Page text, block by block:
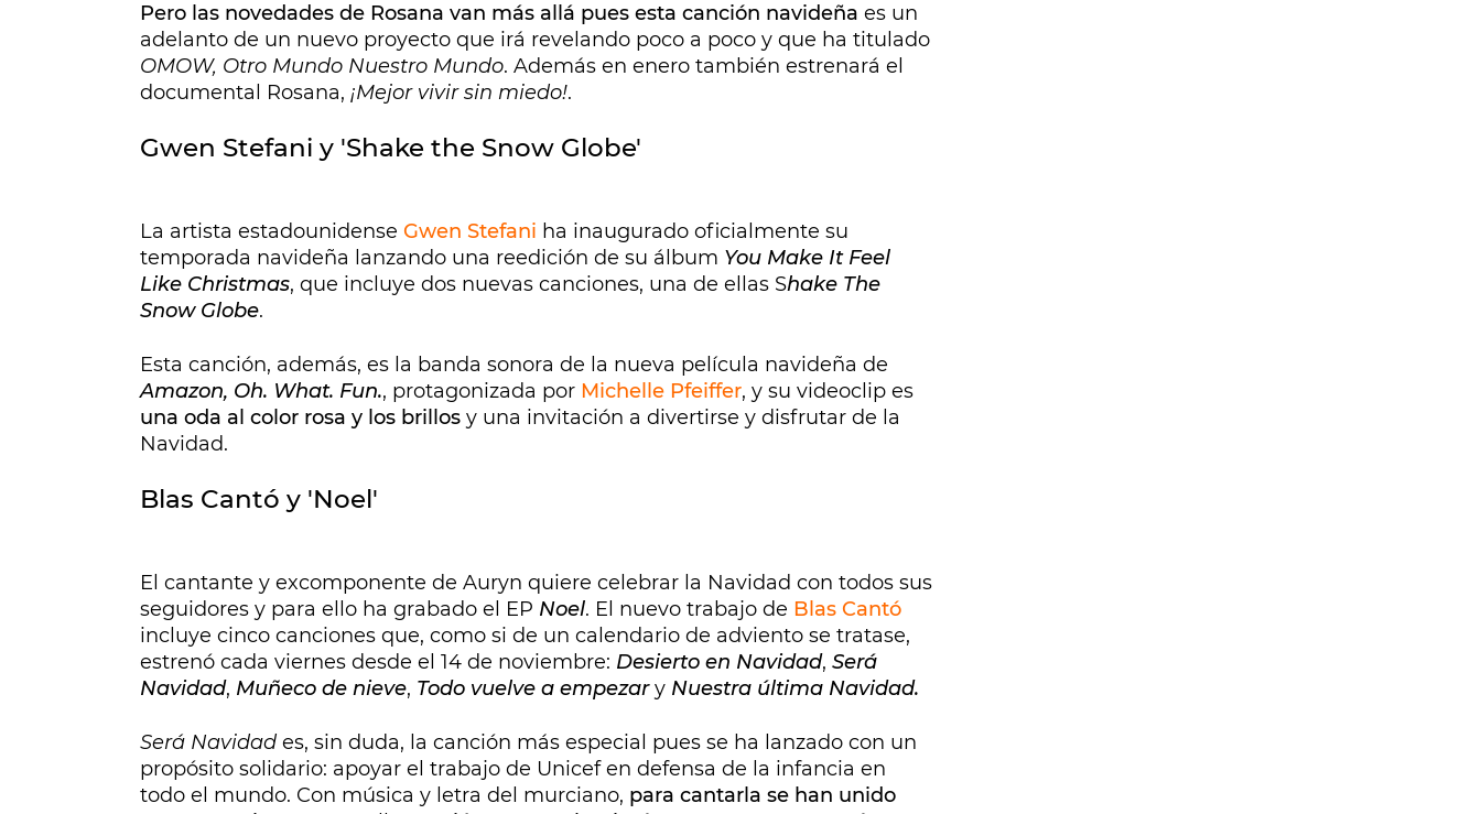
Pero las novedades de Rosana van más allá pues esta canción navideña es un
adelanto de un nuevo proyecto que irá revelando poco a poco y que ha titulado
OMOW, Otro Mundo Nuestro Mundo. Además en enero también estrenará el
documental Rosana, ¡Mejor vivir sin miedo!.
Gwen Stefani y 'Shake the Snow Globe'
La artista estadounidense Gwen Stefani ha inaugurado oficialmente su
temporada navideña lanzando una reedición de su álbum You Make It Feel
Like Christmas, que incluye dos nuevas canciones, una de ellas Shake The
Snow Globe.
Esta canción, además, es la banda sonora de la nueva película navideña de
Amazon, Oh. What. Fun., protagonizada por Michelle Pfeiffer, y su videoclip es
una oda al color rosa y los brillos y una invitación a divertirse y disfrutar de la
Navidad.
Blas Cantó y 'Noel'
El cantante y excomponente de Auryn quiere celebrar la Navidad con todos sus
seguidores y para ello ha grabado el EP Noel. El nuevo trabajo de Blas Cantó
incluye cinco canciones que, como si de un calendario de adviento se tratase,
estrenó cada viernes desde el 14 de noviembre: Desierto en Navidad, Será
Navidad, Muñeco de nieve, Todo vuelve a empezary Nuestra última Navidad.
Será Navidad es, sin duda, la canción más especial pues se ha lanzado con un
propósito solidario: apoyar el trabajo de Unicef en defensa de la infancia en
todo el mundo. Con música y letra del murciano, para cantarla se han unido